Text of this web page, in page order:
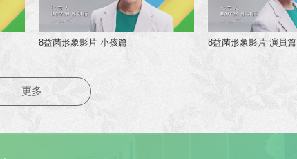
8益菌形象影片 小孩篇 8益菌形象影片 演員篇
更多